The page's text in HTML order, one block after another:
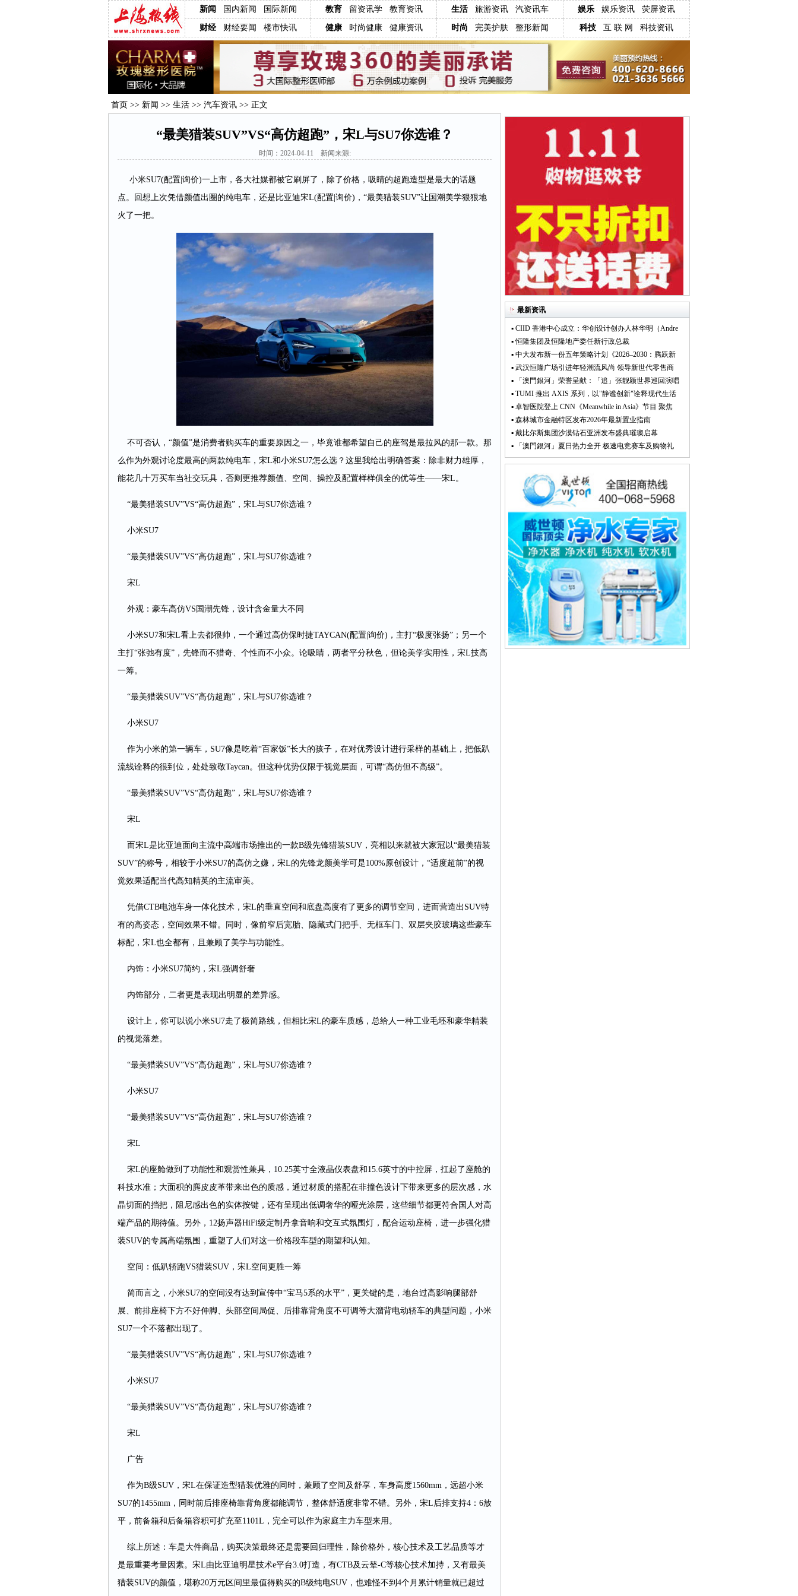
新闻 国内新闻 国际新闻 教育 留资讯学 教育资讯 生活 旅游资讯 汽资讯车 娱乐 娱乐资讯 荧屏资讯
财经 财经要闻 楼市快讯 健康 时尚健康 健康资讯 时尚 完美护肤 整形新闻 科技 互 联 网 科技资讯
首页 >> 新闻 >> 生活 >> 汽车资讯 >> 正文
“最美猎装SUV”VS“高仿超跑”，宋L与SU7你选谁？
时间：2024-04-11 新闻来源:
小米SU7(配置|询价)一上市，各大社媒都被它刷屏了，除了价格，吸睛的超跑造型是最大的话题
点。回想上次凭借颜值出圈的纯电车，还是比亚迪宋L(配置|询价)，“最美猎装SUV”让国潮美学狠狠地
火了一把。
不可否认，“颜值”是消费者购买车的重要原因之一，毕竟谁都希望自己的座驾是最拉风的那一款。那
么作为外观讨论度最高的两款纯电车，宋L和小米SU7怎么选？这里我给出明确答案：除非财力雄厚，
能花几十万买车当社交玩具，否则更推荐颜值、空间、操控及配置样样俱全的优等生——宋L。
“最美猎装SUV”VS“高仿超跑”，宋L与SU7你选谁？
小米SU7
“最美猎装SUV”VS“高仿超跑”，宋L与SU7你选谁？
宋L
外观：豪车高仿VS国潮先锋，设计含金量大不同
小米SU7和宋L看上去都很帅，一个通过高仿保时捷TAYCAN(配置|询价)，主打“极度张扬”；另一个
主打“张弛有度”，先锋而不猎奇、个性而不小众。论吸睛，两者平分秋色，但论美学实用性，宋L技高
一筹。
“最美猎装SUV”VS“高仿超跑”，宋L与SU7你选谁？
小米SU7
作为小米的第一辆车，SU7像是吃着“百家饭”长大的孩子，在对优秀设计进行采样的基础上，把低趴
流线诠释的很到位，处处致敬Taycan。但这种优势仅限于视觉层面，可谓“高仿但不高级”。
“最美猎装SUV”VS“高仿超跑”，宋L与SU7你选谁？
宋L
而宋L是比亚迪面向主流中高端市场推出的一款B级先锋猎装SUV，亮相以来就被大家冠以“最美猎装
SUV”的称号，相较于小米SU7的高仿之嫌，宋L的先锋龙颜美学可是100%原创设计，“适度超前”的视
觉效果适配当代高知精英的主流审美。
凭借CTB电池车身一体化技术，宋L的垂直空间和底盘高度有了更多的调节空间，进而营造出SUV特
有的高姿态，空间效果不错。同时，像前窄后宽胎、隐藏式门把手、无框车门、双层夹胶玻璃这些豪车
标配，宋L也全都有，且兼顾了美学与功能性。
内饰：小米SU7简约，宋L强调舒奢
内饰部分，二者更是表现出明显的差异感。
设计上，你可以说小米SU7走了极简路线，但相比宋L的豪车质感，总给人一种工业毛坯和豪华精装
的视觉落差。
“最美猎装SUV”VS“高仿超跑”，宋L与SU7你选谁？
小米SU7
“最美猎装SUV”VS“高仿超跑”，宋L与SU7你选谁？
宋L
宋L的座舱做到了功能性和观赏性兼具，10.25英寸全液晶仪表盘和15.6英寸的中控屏，扛起了座舱的
科技水准；大面积的麂皮皮革带来出色的质感，通过材质的搭配在非撞色设计下带来更多的层次感，水
晶切面的挡把，阻尼感出色的实体按键，还有呈现出低调奢华的哑光涂层，这些细节都更符合国人对高
端产品的期待值。另外，12扬声器HiFi级定制丹拿音响和交互式氛围灯，配合运动座椅，进一步强化猎
装SUV的专属高端氛围，重塑了人们对这一价格段车型的期望和认知。
空间：低趴轿跑VS猎装SUV，宋L空间更胜一筹
简而言之，小米SU7的空间没有达到宣传中“宝马5系的水平”，更关键的是，地台过高影响腿部舒
展、前排座椅下方不好伸脚、头部空间局促、后排靠背角度不可调等大溜背电动轿车的典型问题，小米
SU7一个不落都出现了。
“最美猎装SUV”VS“高仿超跑”，宋L与SU7你选谁？
小米SU7
“最美猎装SUV”VS“高仿超跑”，宋L与SU7你选谁？
宋L
广告
作为B级SUV，宋L在保证造型猎装优雅的同时，兼顾了空间及舒享，车身高度1560mm，远超小米
SU7的1455mm，同时前后排座椅靠背角度都能调节，整体舒适度非常不错。另外，宋L后排支持4：6放
平，前备箱和后备箱容积可扩充至1101L，完全可以作为家庭主力车型来用。
综上所述：车是大件商品，购买决策最终还是需要回归理性，除价格外，核心技术及工艺品质等才
是最重要考量因素。宋L由比亚迪明星技术e平台3.0打造，有CTB及云辇-C等核心技术加持，又有最美
猎装SUV的颜值，堪称20万元区间里最值得购买的B级纯电SUV，也难怪不到4个月累计销量就已超过
最新资讯
▪ CIID 香港中心成立：华创设计创办人林华明（Andre
▪ 恒隆集团及恒隆地产委任新行政总裁
▪ 中大发布新一份五年策略计划《2026‒2030：腾跃新
▪ 武汉恒隆广场引进年轻潮流风尚 领导新世代零售商
▪ 「澳門銀河」荣誉呈献：「追」张靓颖世界巡回演唱
▪ TUMI 推出 AXIS 系列，以"静谧创新"诠释现代生活
▪ 卓智医院登上 CNN《Meanwhile in Asia》节目 聚焦
▪ 森林城市金融特区发布2026年最新置业指南
▪ 戴比尔斯集团沙漠钻石亚洲发布盛典璀璨启幕
▪ 「澳門銀河」夏日热力全开 极速电竞赛车及购物礼